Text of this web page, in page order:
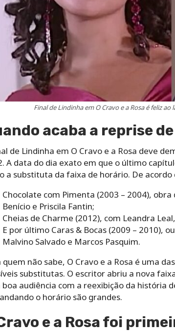
Final de Lindinha em O Cravo e a Rosa é feliz
acaba a reprise de
de Lindinha em O Cravo e a Rosa deve
A data do dia exato em que o último
a substituta da faixa de horário. De
Chocolate com Pimenta (2003 – 2004),
Benício e Priscila Fantin;
Cheias de Charme (2012), com Leandra
E por último Caras & Bocas (2009 – 2010),
Malvino Salvado e Marcos Pasquim.
quem não sabe, O Cravo e a Rosa é uma
substitutas. O escritor abriu a nova
boa audiência com a reexibição da história
o horário são grandes.
e a Rosa foi